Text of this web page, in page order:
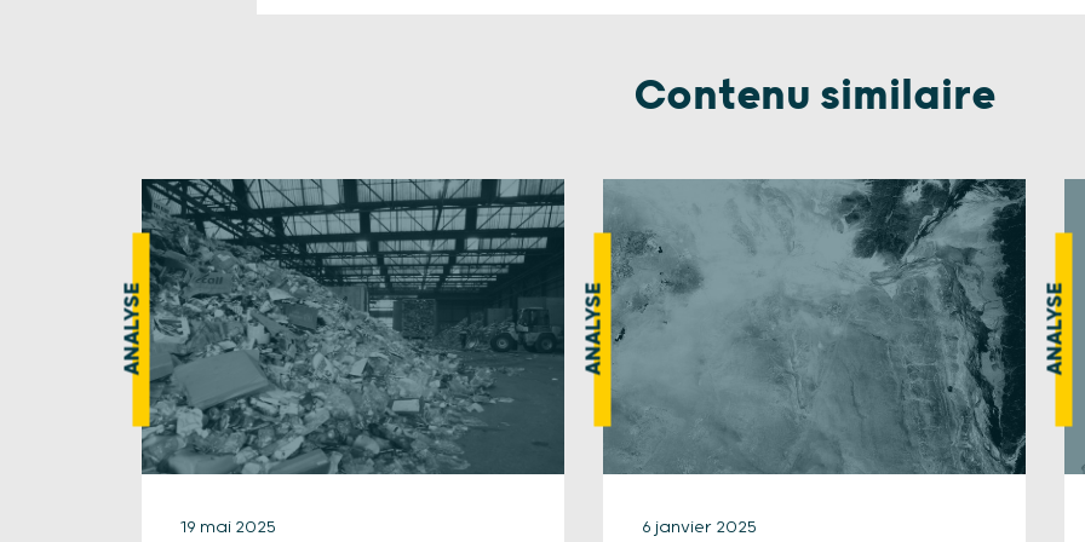
Contenu similaire
ANALYSE
19 mai 2025
ANALYSE
6 janvier 2025
ANALYSE